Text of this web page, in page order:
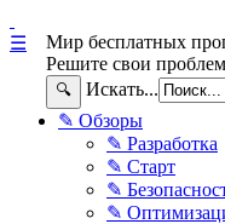
Мир бесплатных
Решите свои
🔍 Искать...
☰
✎ Обзоры
✎ Разработка
✎ Старт
✎
✎